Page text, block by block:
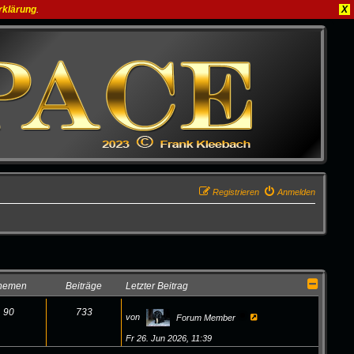
. X
Anmelden
Registrieren
Beiträge Letzter Beitrag
90 733 von Forum Member
e
Fr 26. Jun 2026, 11:39